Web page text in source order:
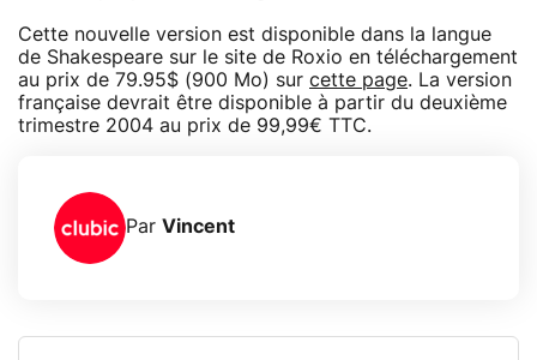
Cette nouvelle version est disponible dans la langue
de Shakespeare sur le site de Roxio en téléchargement
au prix de 79.95$ (900 Mo) sur cette page. La version
française devrait être disponible à partir du deuxième
trimestre 2004 au prix de 99,99€ TTC.
Par Vincent